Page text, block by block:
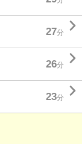
27分 
26分 
23分 